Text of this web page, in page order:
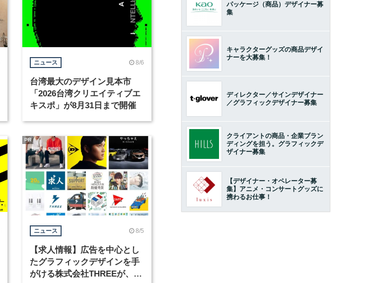
ニュース 8/6
台湾最大のデザイン見本市
「2026台湾クリエイティブエ
キスポ」が8月31日まで開催
ニュース 8/5
【求人情報】広告を中心とし
たグラフィックデザインを手
がける株式会社THREEが、グ
PR
パッケージ（商品）デザイナー募
集
キャラクターグッズの商品デザイ
ナーを大募集！
ディレクター／サインデザイナー
／グラフィックデザイナー募集
クライアントの商品・企業ブラン
ディングを担う。グラフィックデ
ザイナー募集
【デザイナー・オペレーター募
集】アニメ・コンサートグッズに
携わるお仕事！